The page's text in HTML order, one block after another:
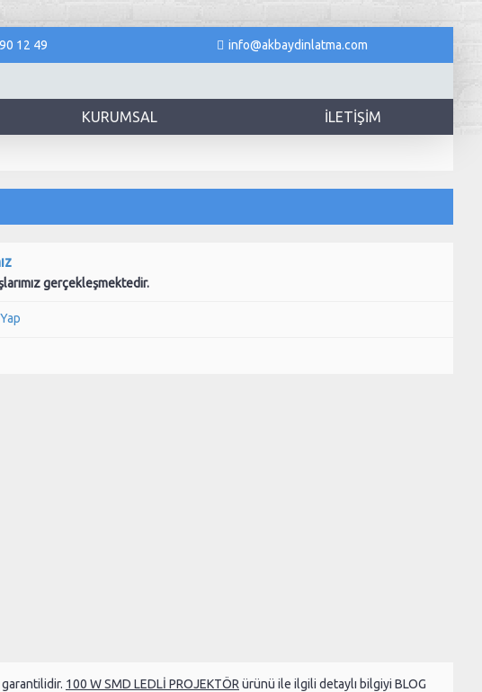
12 49 info@akbaydinlatma.com
KURUMSAL İLETIŞIM
gerçekleşmektedir.
100 W SMD LEDLİ PROJEKTÖR ürünü ile ilgili detaylı bilgiyi BLOG